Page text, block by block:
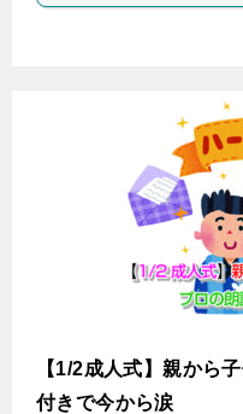
【1/2成人式】親から
付きで今から涙